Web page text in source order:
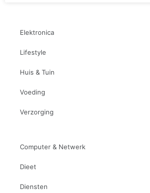
Elektronica
Lifestyle
Huis & Tuin
Voeding
Verzorging
Computer & Netwerk
Dieet
Diensten